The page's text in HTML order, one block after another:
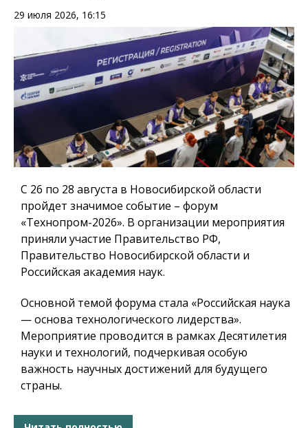
29 июля 2026, 16:15
С 26 по 28 августа в Новосибирской области
пройдет значимое событие – форум
«Технопром-2026». В организации мероприятия
приняли участие Правительство РФ,
Правительство Новосибирской области и
Российская академия наук.
Основной темой форума стала «Российская наука
— основа технологического лидерства».
Мероприятие проводится в рамках Десятилетия
науки и технологий, подчеркивая особую
важность научных достижений для будущего
страны.